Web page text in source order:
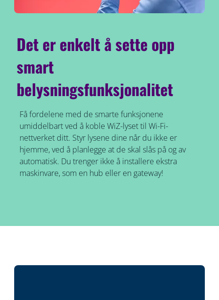
Det er enkelt å sette opp
smart
belysningsfunksjonalitet
Få fordelene med de smarte funksjonene
umiddelbart ved å koble WiZ-lyset til Wi-Fi-
nettverket ditt. Styr lysene dine når du ikke er
hjemme, ved å planlegge at de skal slås på og av
automatisk. Du trenger ikke å installere ekstra
maskinvare, som en hub eller en gateway!